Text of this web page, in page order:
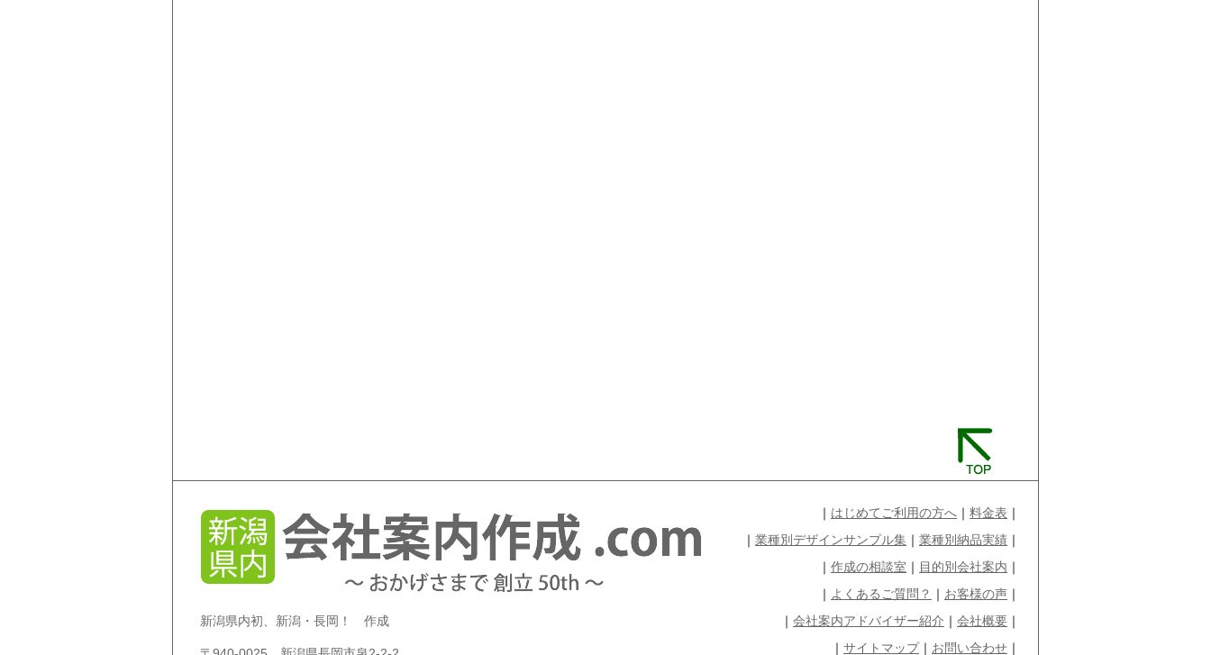
新潟県内初、新潟・長岡！ 作成
｜ はじめてご利用の方へ ｜ 料金表 ｜
｜ 業種別デザインサンプル集 ｜ 業種別納品実績 ｜
｜ 作成の相談室 ｜ 目的別会社案内 ｜
｜ よくあるご質問？ ｜ お客様の声 ｜
｜ 会社案内アドバイザー紹介 ｜ 会社概要 ｜
｜ サイトマップ｜ お問い合わせ ｜